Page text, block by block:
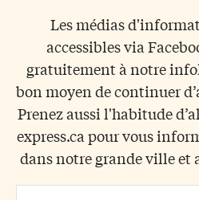
Les médias
accessibles via
gratuitement à notre
bon moyen de continuer
Prenez aussi l'habitude
express.ca pour vous
dans notre grande ville et